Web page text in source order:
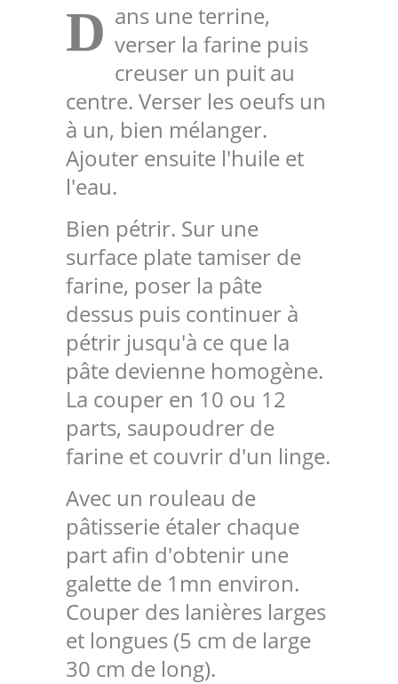
D ans une terrine,
verser la farine puis
creuser un puit au
centre. Verser les oeufs un
à un, bien mélanger.
Ajouter ensuite l'huile et
l'eau.
Bien pétrir. Sur une
surface plate tamiser de
farine, poser la pâte
dessus puis continuer à
pétrir jusqu'à ce que la
pâte devienne homogène.
La couper en 10 ou 12
parts, saupoudrer de
farine et couvrir d'un linge.
Avec un rouleau de
pâtisserie étaler chaque
part afin d'obtenir une
galette de 1mn environ.
Couper des lanières larges
et longues (5 cm de large
30 cm de long).